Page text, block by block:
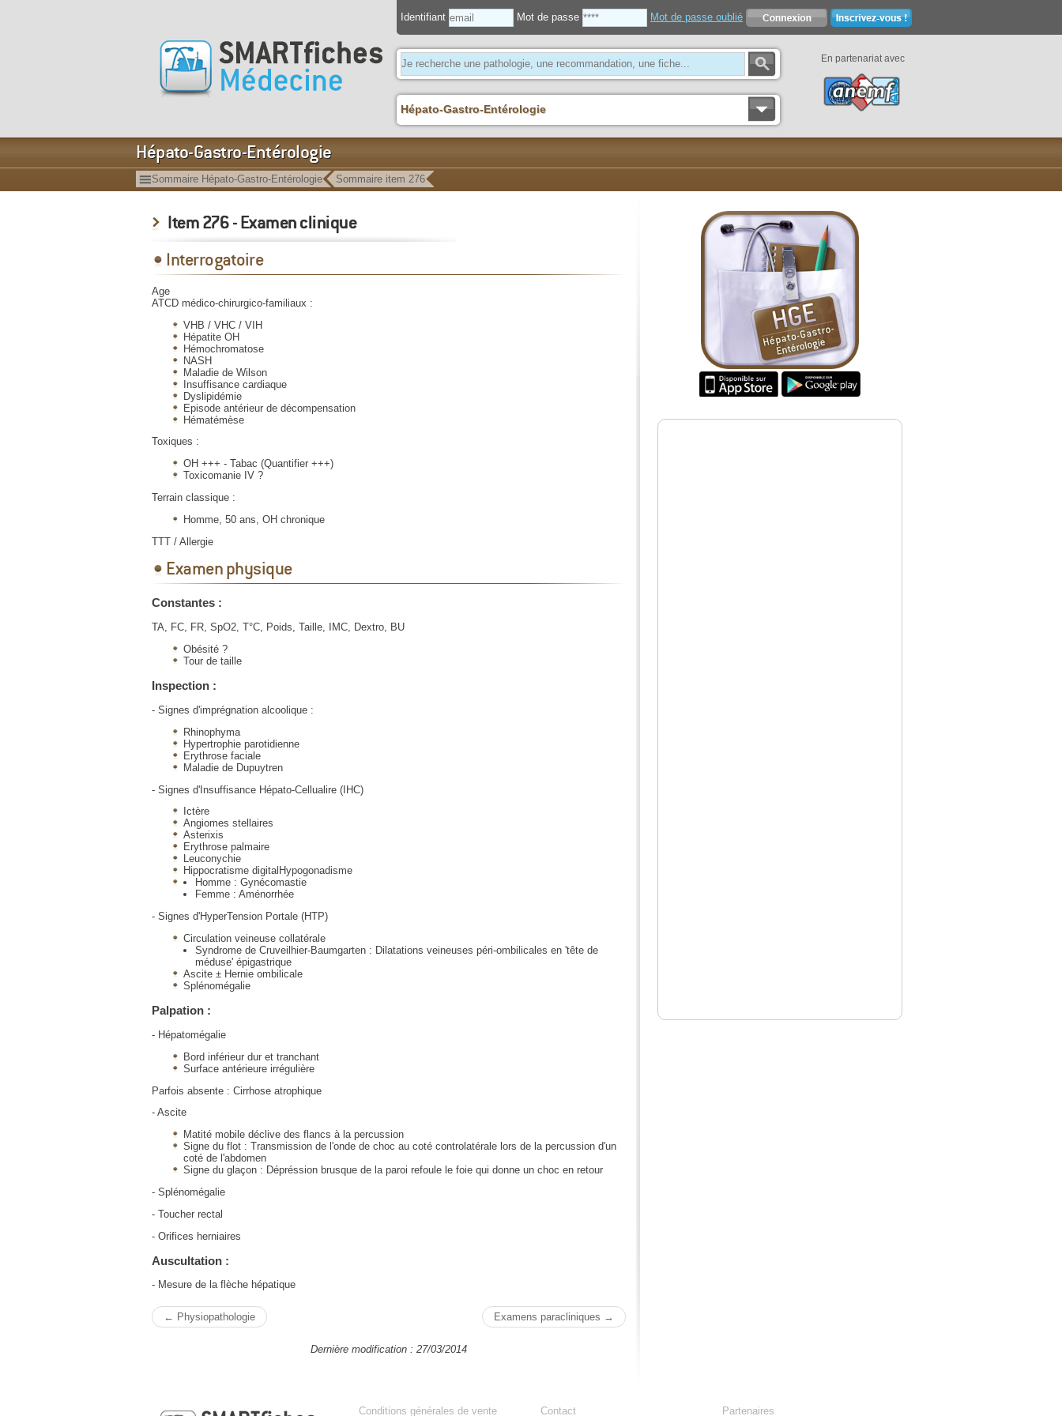
Identifiant Mot de passe Mot de passe oublié
Hépato-Gastro-Entérologie
En partenariat avec
Hépato-Gastro-Entérologie
Sommaire Hépato-Gastro-Entérologie Sommaire item 276
Item 276 - Examen clinique
Interrogatoire
Age
ATCD médico-chirurgico-familiaux :
VHB / VHC / VIH
Hépatite OH
Hémochromatose
NASH
Maladie de Wilson
Insuffisance cardiaque
Dyslipidémie
Episode antérieur de décompensation
Hématémèse
Toxiques :
OH +++ - Tabac (Quantifier +++)
Toxicomanie IV ?
Terrain classique :
Homme, 50 ans, OH chronique
TTT / Allergie
Examen physique
Constantes :
TA, FC, FR, SpO2, T°C, Poids, Taille, IMC, Dextro, BU
Obésité ?
Tour de taille
Inspection :
- Signes d'imprégnation alcoolique :
Rhinophyma
Hypertrophie parotidienne
Erythrose faciale
Maladie de Dupuytren
- Signes d'Insuffisance Hépato-Cellualire (IHC)
Ictère
Angiomes stellaires
Asterixis
Erythrose palmaire
Leuconychie
Hippocratisme digitalHypogonadisme
Homme : Gynécomastie
Femme : Aménorrhée
- Signes d'HyperTension Portale (HTP)
Circulation veineuse collatérale
Syndrome de Cruveilhier-Baumgarten : Dilatations veineuses péri-ombilicales en 'tête de
méduse' épigastrique
Ascite ± Hernie ombilicale
Splénomégalie
Palpation :
- Hépatomégalie
Bord inférieur dur et tranchant
Surface antérieure irrégulière
Parfois absente : Cirrhose atrophique
- Ascite
Matité mobile déclive des flancs à la percussion
Signe du flot : Transmission de l'onde de choc au coté controlatérale lors de la percussion d'un
coté de l'abdomen
Signe du glaçon : Dépréssion brusque de la paroi refoule le foie qui donne un choc en retour
- Splénomégalie
- Toucher rectal
- Orifices herniaires
Auscultation :
- Mesure de la flèche hépatique
← Physiopathologie Examens paracliniques →
Dernière modification : 27/03/2014
Conditions générales de vente Contact Partenaires